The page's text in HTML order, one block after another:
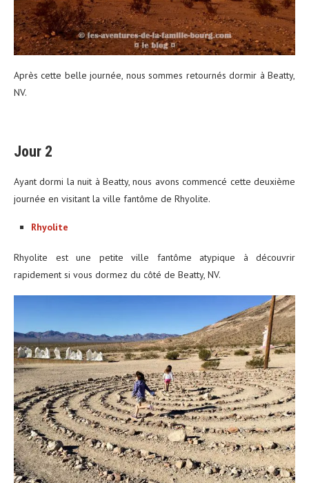
Après cette belle journée, nous sommes retournés dormir à Beatty,
NV.
Jour 2
Ayant dormi la nuit à Beatty, nous avons commencé cette deuxième
journée en visitant la ville fantôme de Rhyolite.
Rhyolite
Rhyolite est une petite ville fantôme atypique à découvrir
rapidement si vous dormez du côté de Beatty, NV.